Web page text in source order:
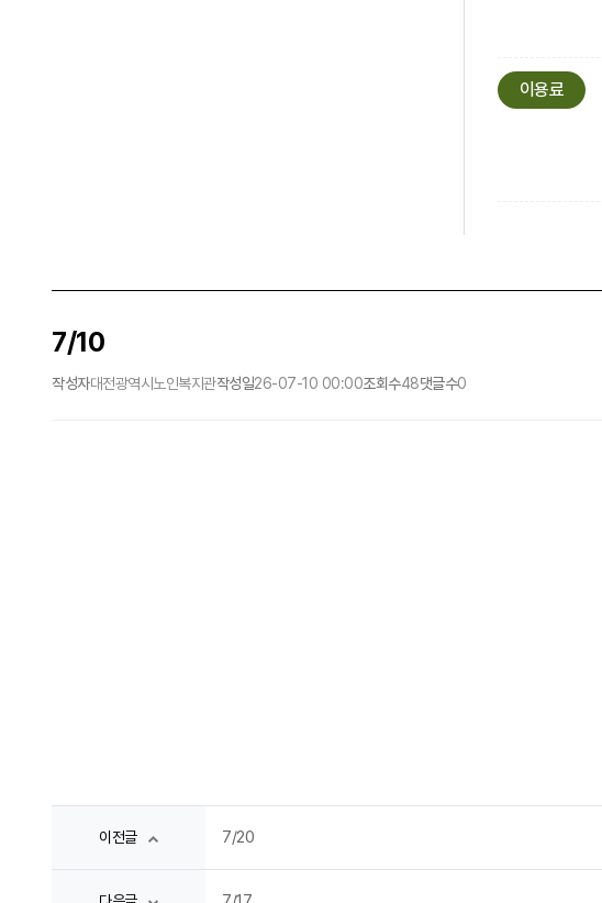
이용료
7/10
작성자대전광역시노인복지관작성일26-07-10 00:00조회수48댓글수0
이전글 7/20